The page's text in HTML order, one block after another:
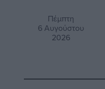
Πέμπτη
6 Αυγούστου
2026